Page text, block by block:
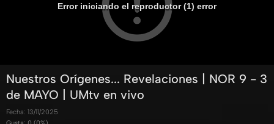
Error iniciando el reproductor (1) error
Nuestros Orígenes... Revelaciones | NOR 9 - 3
de MAYO | UMtv en vivo
Fecha: 13/11/2025